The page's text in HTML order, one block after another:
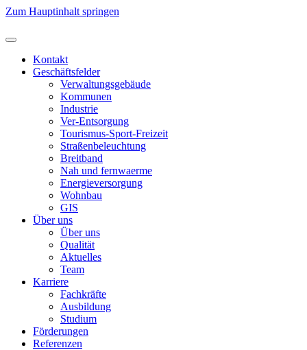
Zum Hauptinhalt springen
Kontakt
Geschäftsfelder
Verwaltungsgebäude
Kommunen
Industrie
Ver-Entsorgung
Tourismus-Sport-Freizeit
Straßenbeleuchtung
Breitband
Nah und fernwaerme
Energieversorgung
Wohnbau
GIS
Über uns
Über uns
Qualität
Aktuelles
Team
Karriere
Fachkräfte
Ausbildung
Studium
Förderungen
Referenzen